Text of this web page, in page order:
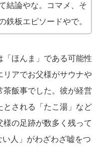
結論やな。コマメ、そ
鉄板エピソードやで。
ほんま」である可能性
リアでお父様がサウナや
飯事でした。彼が経営
とされる「たこ湯」など
の足跡が数多く残って
人」がわざわざ嘘をつ